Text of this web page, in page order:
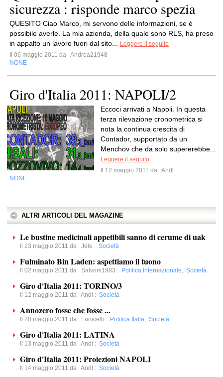
sicurezza : risponde marco spezia
QUESITO Ciao Marco, mi servono delle informazioni, se è
possibile averle. La mia azienda, della quale sono RLS, ha preso
in appalto un lavoro fuori dal sito...
Leggere il seguito
Il 06 maggio 2011 da Andrea21948
NONE
Giro d'Italia 2011: NAPOLI/2
Eccoci arrivati a Napoli. In questa
terza rilevazione cronometrica si
nota la continua crescita di
Contador, supportato da un
Menchov che da solo supererebbe...
Leggere il seguito
Il 12 maggio 2011 da Andl
NONE
ALTRI ARTICOLI DEL MAGAZINE
Le bustine medicinali appetibili sanno di cerume di uak
Il 23 maggio 2011 da Jele : Società
Fulminato Bin Laden: aspettiamo il tuono
Il 02 maggio 2011 da Salvom1983 : Politica Internazionale, Società
Giro d'Italia 2011: TORINO/3
Il 12 maggio 2011 da Andl : Società
Annozero fosse che fosse ...
Il 20 maggio 2011 da Funicelli : Politica Italia, Società
Giro d'Italia 2011: LATINA
Il 13 maggio 2011 da Andl : Società
Giro d'Italia 2011: Proiezioni NAPOLI
Il 14 maggio 2011 da Andl : Società